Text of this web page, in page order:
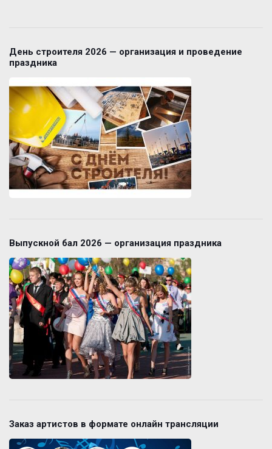
День строителя 2026 — организация и проведение
праздника
Выпускной бал 2026 — организация праздника
Заказ артистов в формате онлайн трансляции